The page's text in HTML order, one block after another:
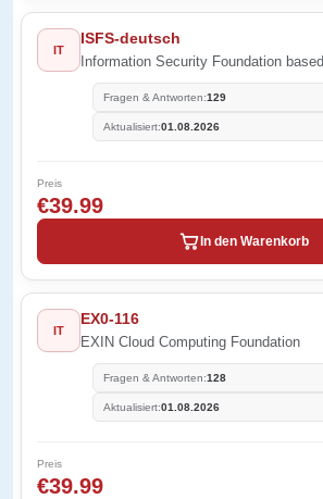
IT
ISFS-deutsch
Information Security Foundation
Fragen & Antworten:129
Aktualisiert:01.08.2026
Preis
€39.99
In den Warenkorb
IT
EX0-116
EXIN Cloud Computing Foundation
Fragen & Antworten:128
Aktualisiert:01.08.2026
Preis
€39.99